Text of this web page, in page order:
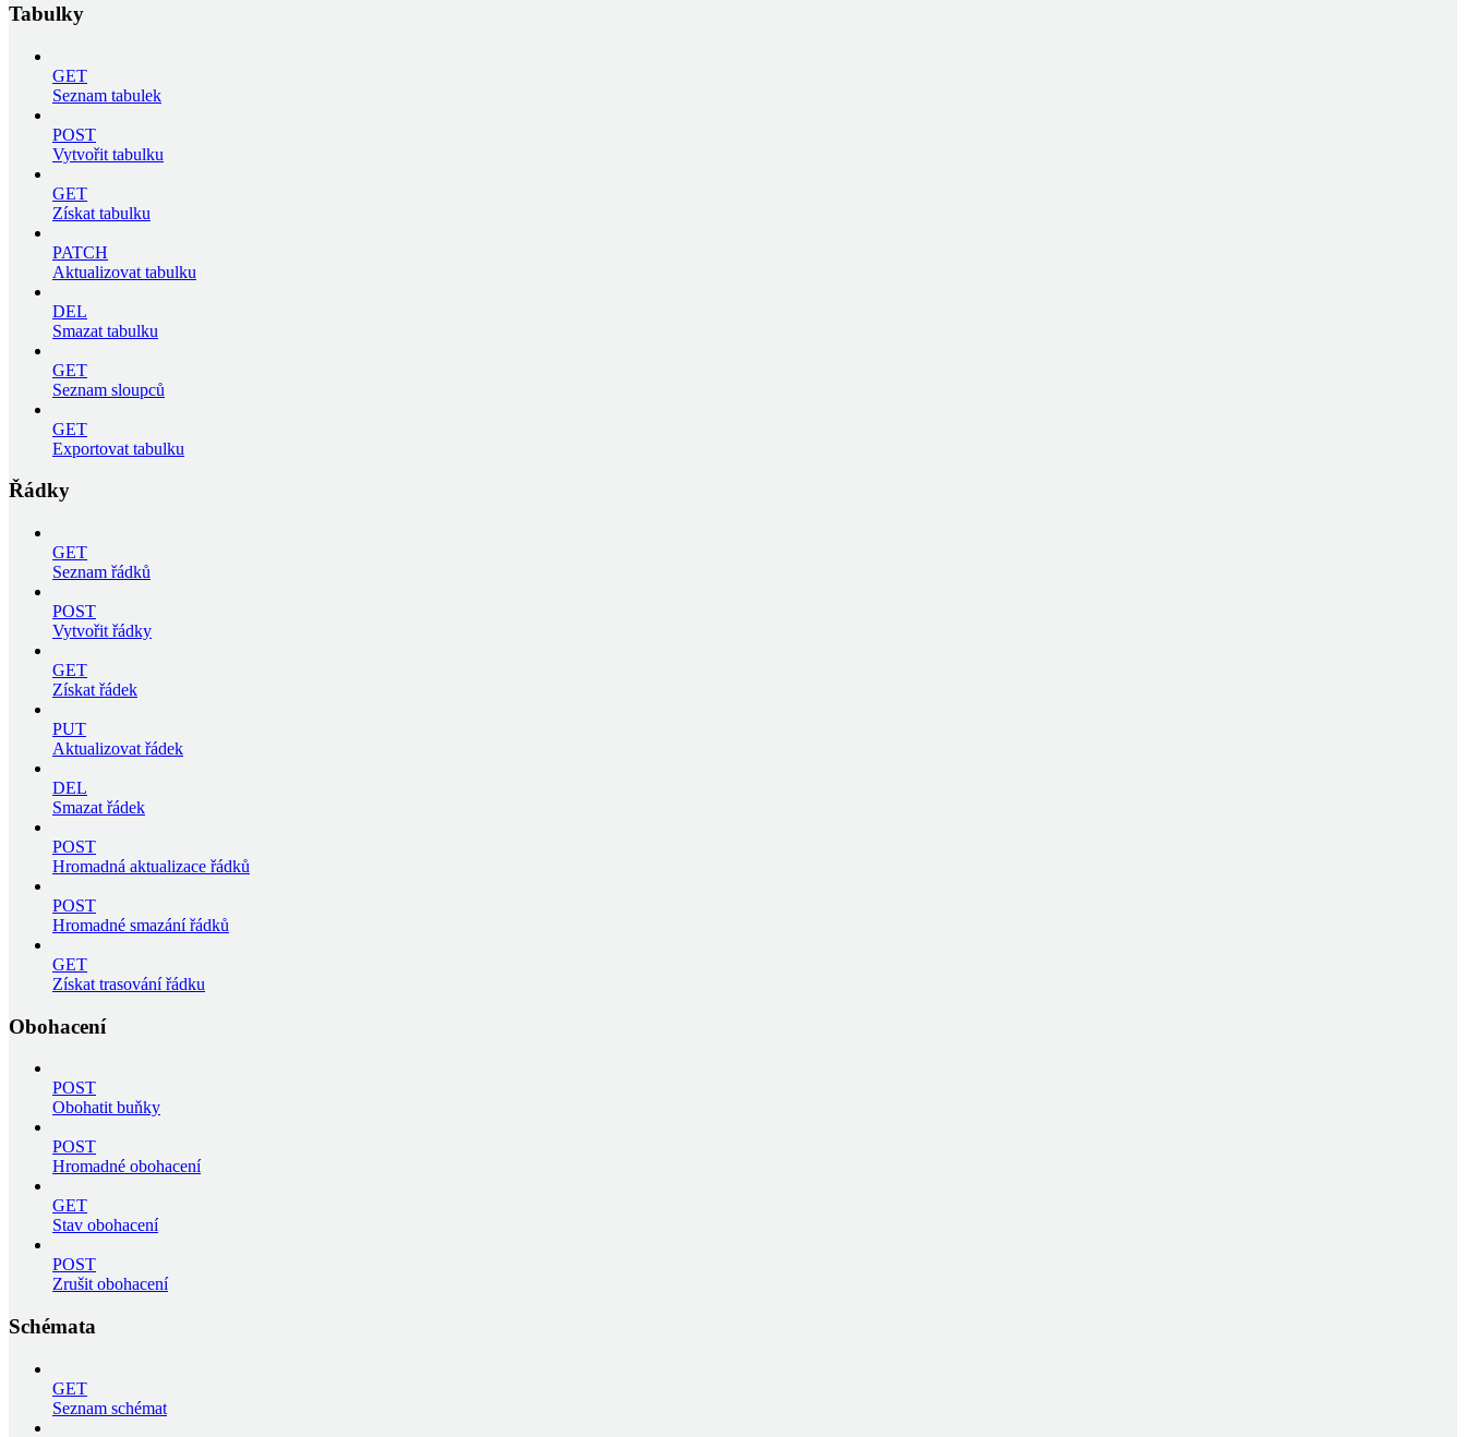
Tabulky
GET
Seznam tabulek
POST
Vytvořit tabulku
GET
Získat tabulku
PATCH
Aktualizovat tabulku
DEL
Smazat tabulku
GET
Seznam sloupců
GET
Exportovat tabulku
Řádky
GET
Seznam řádků
POST
Vytvořit řádky
GET
Získat řádek
PUT
Aktualizovat řádek
DEL
Smazat řádek
POST
Hromadná aktualizace řádků
POST
Hromadné smazání řádků
GET
Získat trasování řádku
Obohacení
POST
Obohatit buňky
POST
Hromadné obohacení
GET
Stav obohacení
POST
Zrušit obohacení
Schémata
GET
Seznam schémat